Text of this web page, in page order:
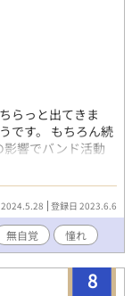
らっと出てきま
です。 もちろん続
響でバンド活動
されている。 バイ
憧れている事は無
井 桐哉 １８４㎝
ージュ)の ヴォー
楽とは違う関わり
る様な気障なセリ
しい。 容姿は今で
登録日 2023.6.6
無自覚 憧れ
8